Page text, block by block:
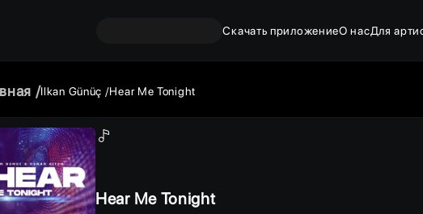
Скачать приложениеО насДля
Ilkan Günüç Hear Me Tonight
Hear Me Tonight